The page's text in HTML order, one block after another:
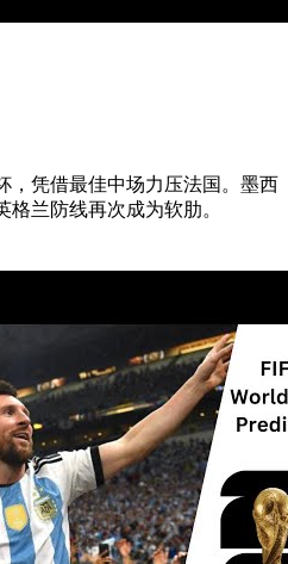
，凭借最佳中场力压法国。墨西
兰防线再次成为软肋。